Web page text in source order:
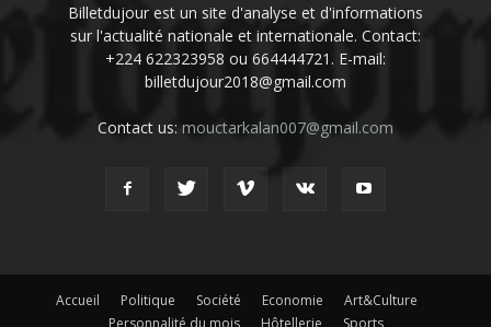
Billetdujour est un site d'analyse et d'informations
sur l'actualité nationale et internationale. Contact:
+224 622323958 ou 664444721. E-mail:
billetdujour2018@gmail.com
Contact us: mouctarkalan007@gmail.com
Accueil Politique Société Economie
Art&Culture
Personnalité du mois
Hôtellerie Sports